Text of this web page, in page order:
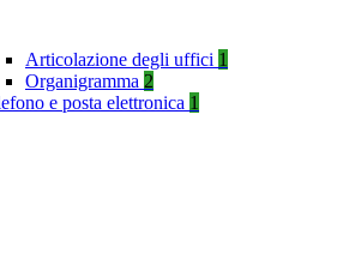
Articolazione degli uffici 1
Organigramma 2
e posta elettronica 1